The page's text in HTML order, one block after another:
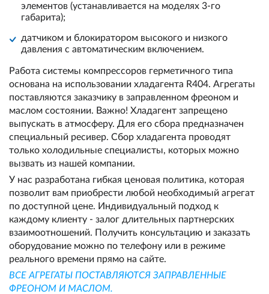
элементов (устанавливается на моделях 3-го
габарита);
датчиком и блокиратором высокого и низкого
давления с автоматическим включением.
Работа системы компрессоров герметичного типа
основана на использовании хладагента R404. Агрегаты
поставляются заказчику в заправленном фреоном и
маслом состоянии. Важно! Хладагент запрещено
выпускать в атмосферу. Для его сбора предназначен
специальный ресивер. Сбор хладагента проводят
только холодильные специалисты, которых можно
вызвать из нашей компании.
У нас разработана гибкая ценовая политика, которая
позволит вам приобрести любой необходимый агрегат
по доступной цене. Индивидуальный подход к
каждому клиенту - залог длительных партнерских
взаимоотношений. Получить консультацию и заказать
оборудование можно по телефону или в режиме
реального времени прямо на сайте.
ВСЕ АГРЕГАТЫ ПОСТАВЛЯЮТСЯ ЗАПРАВЛЕННЫЕ
ФРЕОНОМ И МАСЛОМ.